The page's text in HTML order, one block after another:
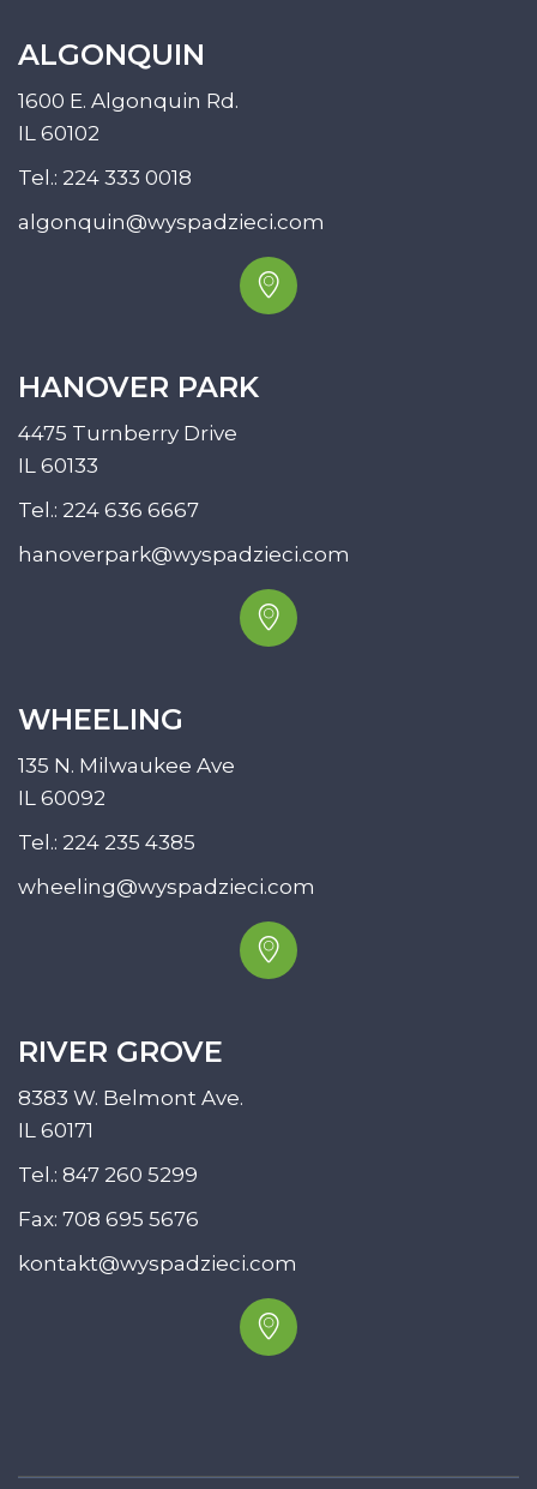
ALGONQUIN
1600 E. Algonquin Rd.
IL 60102
Tel.: 224 333 0018
algonquin@wyspadzieci.com
HANOVER PARK
4475 Turnberry Drive
IL 60133
Tel.: 224 636 6667
hanoverpark@wyspadzieci.com
WHEELING
135 N. Milwaukee Ave
IL 60092
Tel.: 224 235 4385
wheeling@wyspadzieci.com
RIVER GROVE
8383 W. Belmont Ave.
IL 60171
Tel.: 847 260 5299
Fax: 708 695 5676
kontakt@wyspadzieci.com